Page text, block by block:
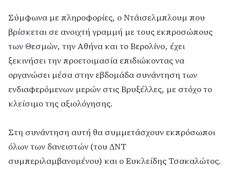
Σύμφωνα με πληροφορίες, ο Ντάισελμπλουμ που
βρίσκεται σε ανοιχτή γραμμή με τους εκπροσώπους
των Θεσμών, την Αθήνα και το Βερολίνo, έχει
ξεκινήσει την προετοιμασία επιδιώκοντας να
οργανώσει μέσα στην εβδομάδα συνάντηση των
ενδιαφερόμενων μερών στις Βρυξέλλες, με στόχο το
κλείσιμο της αξιολόγησης.
Στη συνάντηση αυτή θα συμμετάσχουν εκπρόσωποι
όλων των δανειστών (του ΔΝΤ
συμπεριλαμβανομένου) και ο Ευκλείδης Τσακαλώτος.